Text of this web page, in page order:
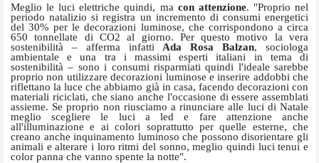
Meglio le luci elettriche quindi, ma con attenzione. "Proprio nel
periodo natalizio si registra un incremento di consumi energetici
del 30% per le decorazioni luminose, che corrispondono a circa
650 tonnellate di CO2 al giorno. Per questo motivo la vera
sostenibilità – afferma infatti Ada Rosa Balzan, sociologa
ambientale e una tra i massimi esperti italiani in tema di
sostenibilità – sono i consumi risparmiati quindi l'ideale sarebbe
proprio non utilizzare decorazioni luminose e inserire addobbi che
riflettano la luce che abbiamo già in casa, facendo decorazioni con
materiali riciclati, che siano anche l'occasione di essere assemblati
assieme. Se proprio non riusciamo a rinunciare alle luci di Natale
meglio scegliere le luci a led e fare attenzione anche
all'illuminazione e ai colori soprattutto per quelle esterne, che
creano anche inquinamento luminoso che possono disorientare gli
animali e alterare i loro ritmi del sonno, meglio quindi luci tenui e
color panna che vanno spente la notte".